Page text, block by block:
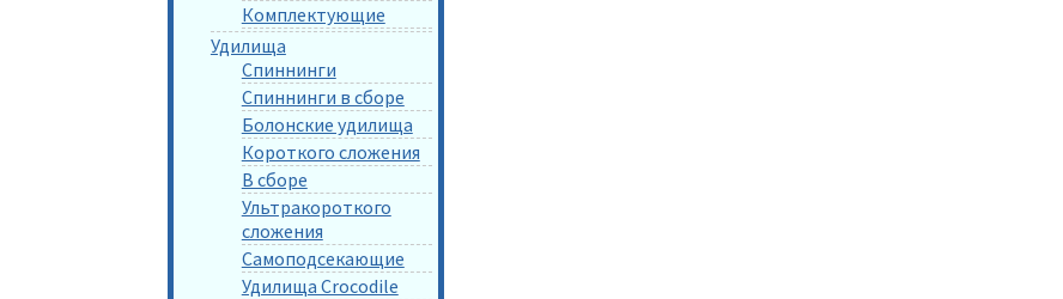
Комплектующие
Удилища
Спиннинги
Спиннинги в сборе
Болонские удилища
Короткого сложения
В сборе
Ультракороткого
сложения
Самоподсекающие
Удилища Crocodile